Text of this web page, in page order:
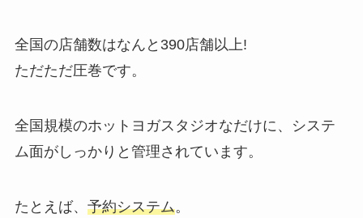
全国の店舗数はなんと 390店舗以上!
ただただ圧巻です。
全国規模のホットヨガスタジオなだけに、システ
ム面がしっかりと管理されています。
たとえば、 予約システム。